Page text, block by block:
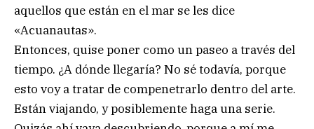
aquellos que están en el mar se les dice
«Acuanautas».
Entonces, quise poner como un paseo a través del
tiempo. ¿A dónde llegaría? No sé todavía, porque
esto voy a tratar de compenetrarlo dentro del arte.
Están viajando, y posiblemente haga una serie.